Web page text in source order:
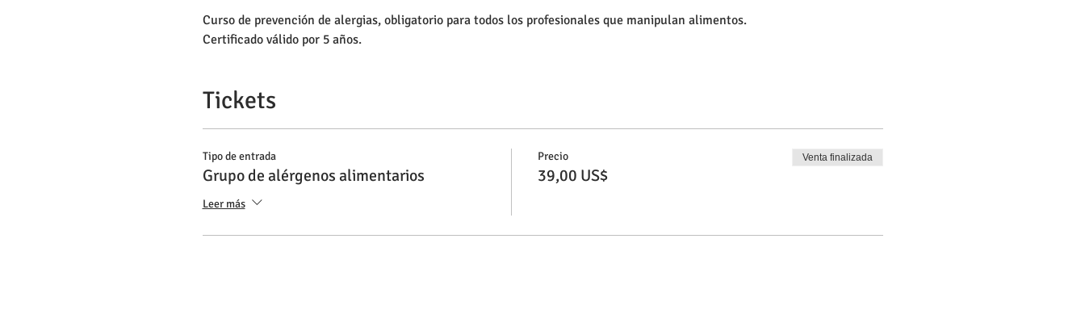
Curso de prevención de alergias, obligatorio para todos los profesionales que manipulan alimentos.
Certificado válido por 5 años.
Tickets
Tipo de entrada
Grupo de alérgenos alimentarios
Leer más
Precio
39,00 US$
Venta finalizada